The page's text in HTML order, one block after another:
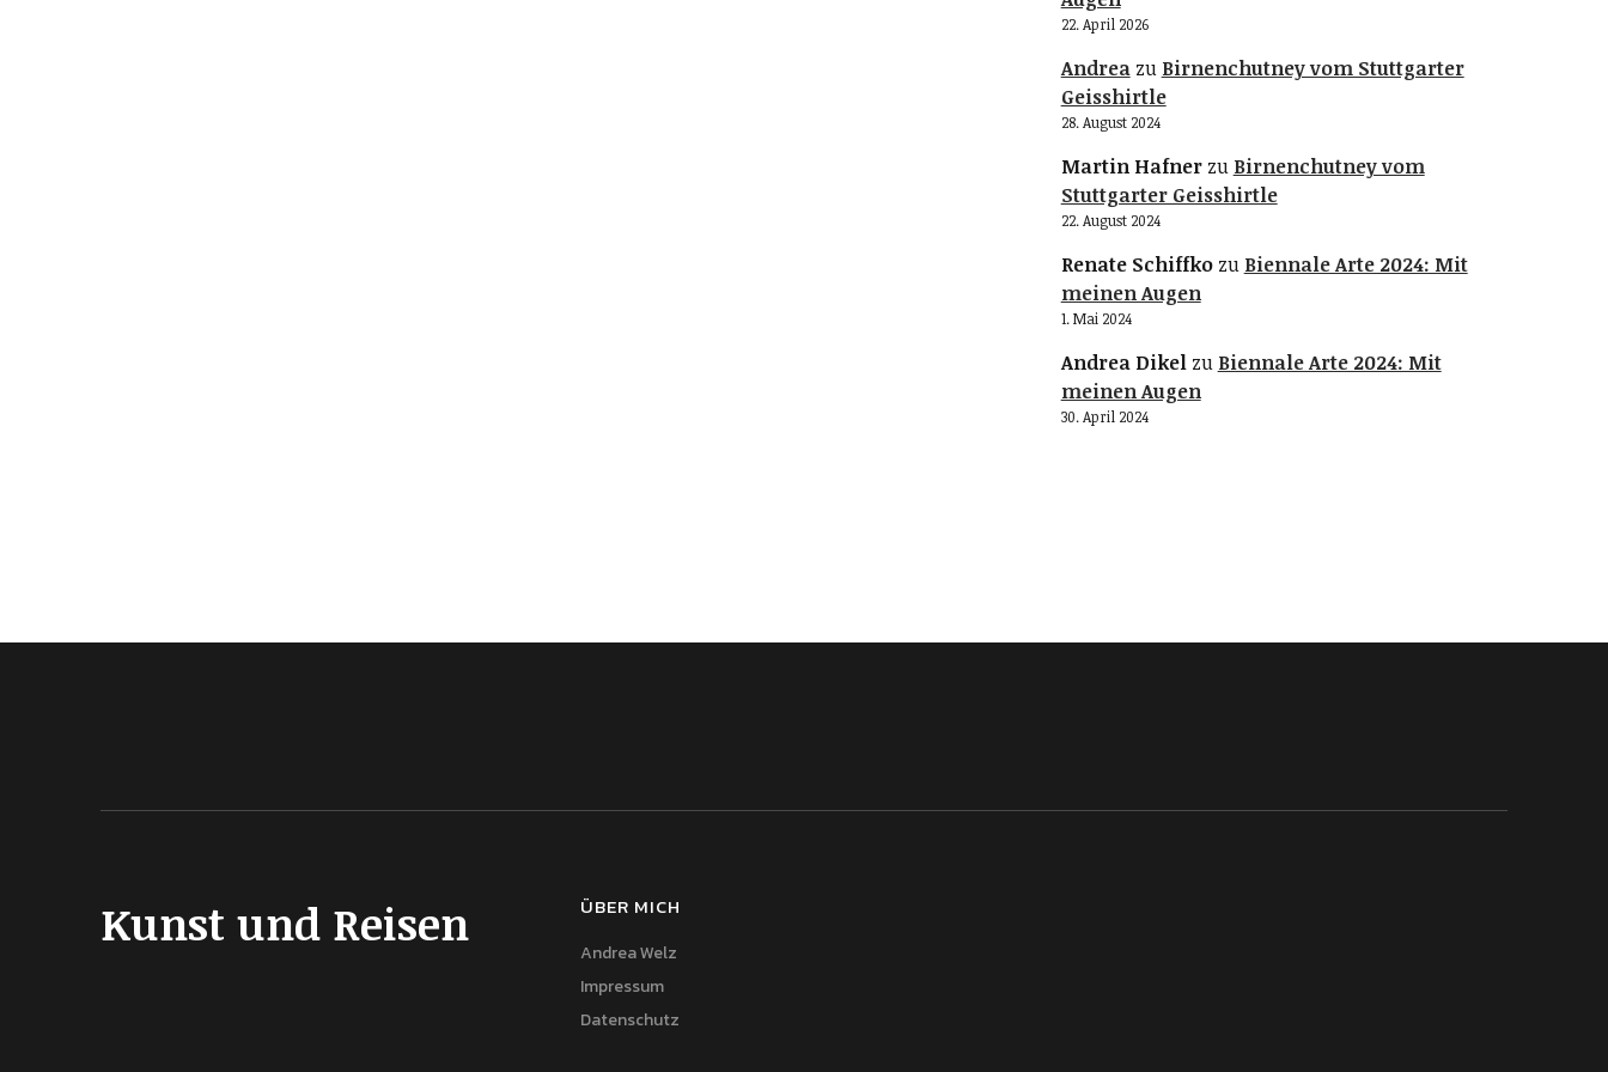
22. April 2026
Andreazu Birnenchutney vom Stuttgarter
Geisshirtle
28. August 2024
Martin Hafnerzu Birnenchutney vom
Stuttgarter Geisshirtle
22. August 2024
Renate Schiffkozu Biennale Arte 2024: Mit
meinen Augen
1. Mai 2024
Andrea Dikelzu Biennale Arte 2024: Mit
meinen Augen
30. April 2024
Kunst und Reisen ÜBER MICH
Andrea Welz
Impressum
Datenschutz